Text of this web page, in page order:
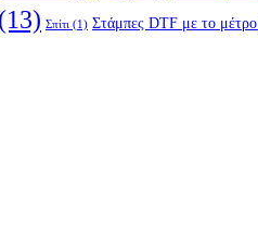
(13) Σπίτι (1) Στάμπες DTF με το μέτρο